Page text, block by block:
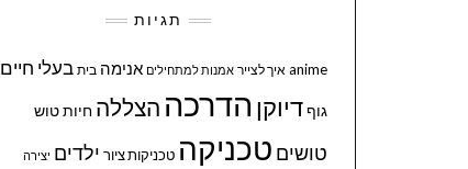
תגיות
anime איך לצייר אמנות למתחילים אנימה בית בעלי חיים
גוףדיוקן הדרכה הצללה חיותטוש
טושים טכניקה טכניקות ציור ילדים יצירה